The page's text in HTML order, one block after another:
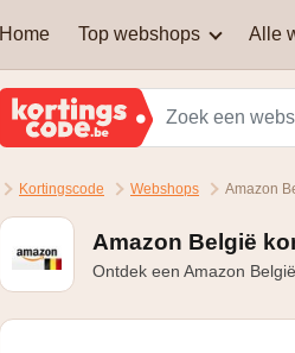
Home Top webshops
AEG
Martin's Hotels
Samsung
Alle
Welke soort kortingscodes
zijn er?
Kan je een kortingscode
combineren om nog extra
korting te krijgen?
Kortingscode Webshops Amazon
Amazon België
Ontdek een Amazon